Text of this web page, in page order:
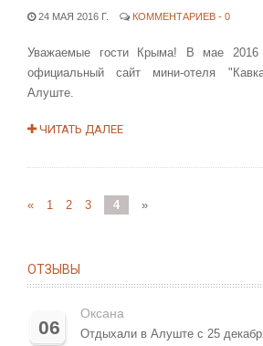
24 МАЯ 2016 Г. КОММЕНТАРИЕВ - 0
Уважаемые гости Крыма! В мае 2016
официальный сайт мини-отеля
Алуште.
ЧИТАТЬ ДАЛЕЕ
« 1 2 3 4 »
ОТЗЫВЫ
06
Оксана
Отдыхали в Алуште с 25